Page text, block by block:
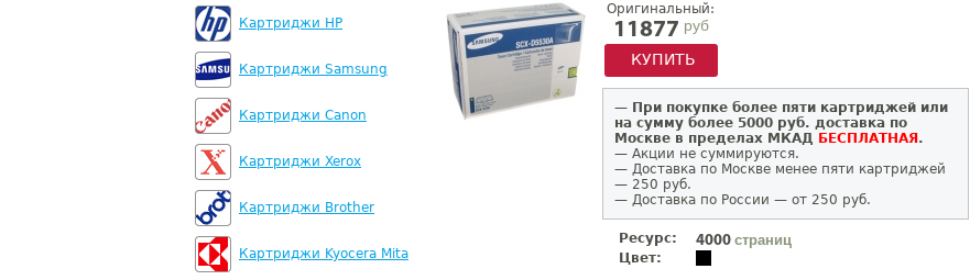
Картриджи HP
Картриджи Samsung
Картриджи Canon
Картриджи Xerox
Картриджи Brother
Картриджи Kyocera Mita
Оригинальный:
11877 руб
КУПИТЬ
— При покупке более пяти картриджей или
на сумму более 5000 руб. доставка по
Москве в пределах МКАД БЕСПЛАТНАЯ .
— Акции не суммируются.
— Доставка по Москве менее пяти картриджей
— 250 руб.
— Доставка по России — от 250 руб.
Ресурс: 4000 страниц
Цвет: